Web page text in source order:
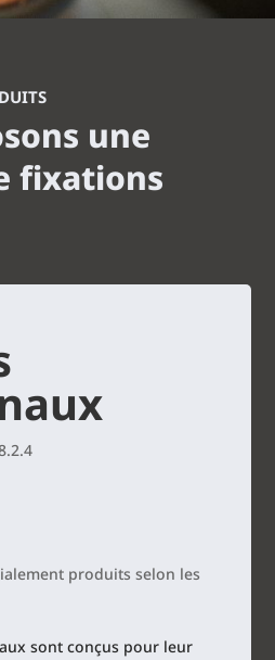
une
fixations
produits selon les
sont conçus pour leur